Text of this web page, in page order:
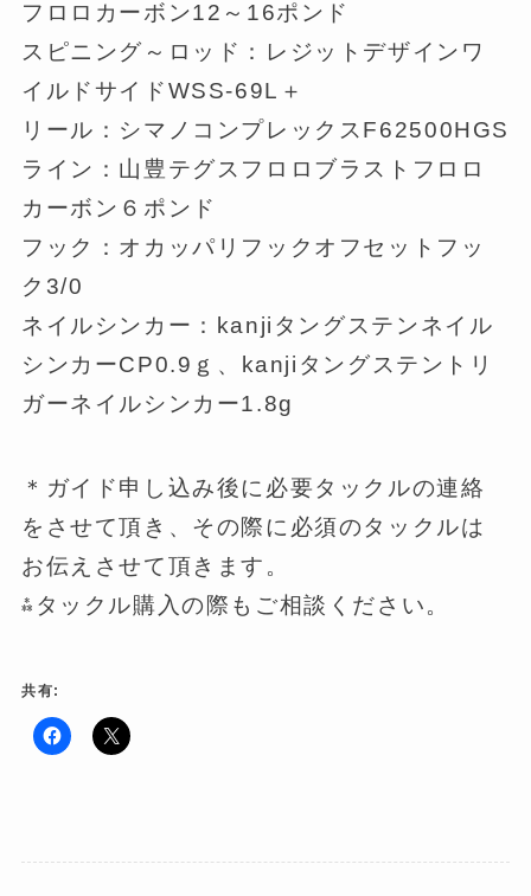
フロロカーボン12～16ポンド
スピニング～ロッド：レジットデザインワ
イルドサイドWSS-69L＋
リール：シマノコンプレックスF62500HGS
ライン：山豊テグスフロロブラストフロロ
カーボン６ポンド
フック：オカッパリフックオフセットフッ
ク3/0
ネイルシンカー：kanjiタングステンネイル
シンカーCP0.9ｇ、kanjiタングステントリ
ガーネイルシンカー1.8g
＊ガイド申し込み後に必要タックルの連絡
をさせて頂き、その際に必須のタックルは
お伝えさせて頂きます。
⁂タックル購入の際もご相談ください。
共有:
F
k
ク
で